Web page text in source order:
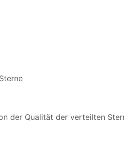
der Qualität der verteilten